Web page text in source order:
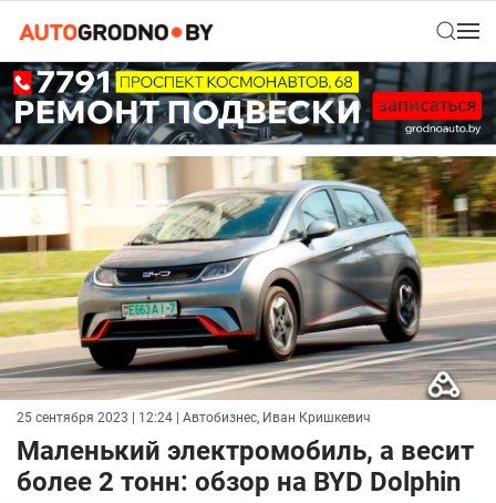
25 сентября 2023 | 12:24 | Автобизнес, Иван Кришкевич
Маленький электромобиль, а весит
более 2 тонн: обзор на BYD Dolphin